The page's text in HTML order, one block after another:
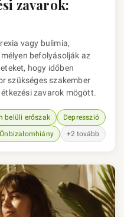
zavarok:
vagy bulimia,
befolyásolják az
hogy időben
szükséges szakember
zavarok mögött.
belüli erőszak
Depresszió
Önbizalomhiány
+2 tovább